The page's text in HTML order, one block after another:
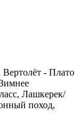
- Плато
Лашкерек/
поход,